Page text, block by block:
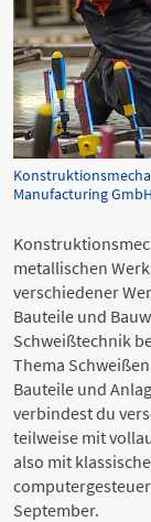
Manufacturing GmbH
metallischen
verschiedener
Bauteile und
Schweißtechnik
Thema
Bauteile und
verbindest du
teilweise mit
also mit
September.